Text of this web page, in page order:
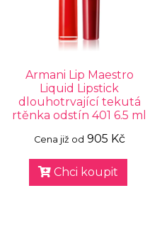
Armani Lip Maestro
Liquid Lipstick
dlouhotrvající tekutá
rtěnka odstín 401 6.5 ml
Cena již od 905 Kč
Chci koupit